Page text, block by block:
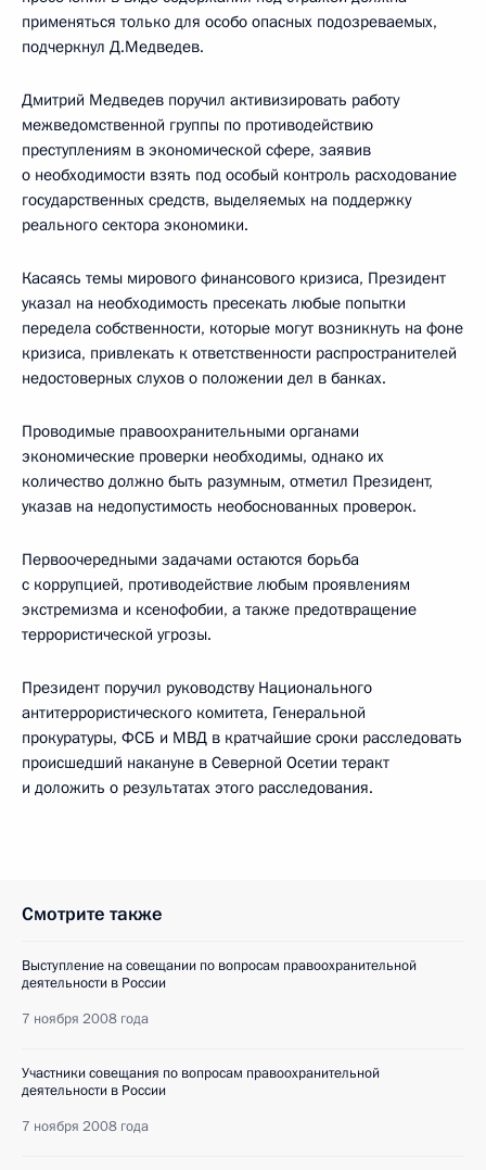
применяться только для особо опасных подозреваемых,
подчеркнул Д.Медведев.
Дмитрий Медведев поручил активизировать работу
межведомственной группы по противодействию
преступлениям в экономической сфере, заявив
о необходимости взять под особый контроль расходование
государственных средств, выделяемых на поддержку
реального сектора экономики.
Касаясь темы мирового финансового кризиса, Президент
указал на необходимость пресекать любые попытки
передела собственности, которые могут возникнуть на фоне
кризиса, привлекать к ответственности распространителей
недостоверных слухов о положении дел в банках.
Проводимые правоохранительными органами
экономические проверки необходимы, однако их
количество должно быть разумным, отметил Президент,
указав на недопустимость необоснованных проверок.
Первоочередными задачами остаются борьба
с коррупцией, противодействие любым проявлениям
экстремизма и ксенофобии, а также предотвращение
террористической угрозы.
Президент поручил руководству Национального
антитеррористического комитета, Генеральной
прокуратуры, ФСБ и МВД в кратчайшие сроки расследовать
происшедший накануне в Северной Осетии теракт
и доложить о результатах этого расследования.
Смотрите также
Выступление на совещании по вопросам правоохранительной
деятельности в России
7 ноября 2008 года
Участники совещания по вопросам правоохранительной
деятельности в России
7 ноября 2008 года